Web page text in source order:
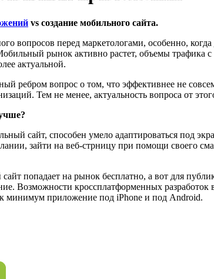
vs создание мобильного сайта.
вопросов перед маркетологами, особенно,
рынок активно растет, объемы трафика
актуальной.
ребром вопрос о том, что эффективнее не
Тем не менее, актуальность вопроса от
сайт, способен умело адаптироваться под
зайти на веб-стрницу при помощи своего
попадает на рынок бесплатно, а вот для
Возможности кроссплатформенных
минимум приложение под iPhone и под Android.